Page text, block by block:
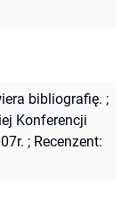
bibliografię. ;
Konferencji
; Recenzent: